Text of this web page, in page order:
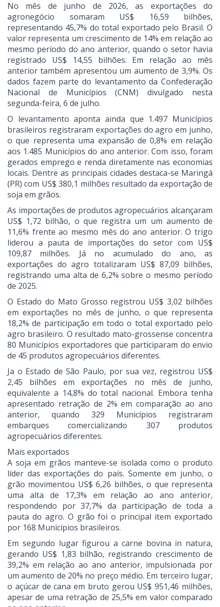
No mês de junho de 2026, as exportações do
agronegócio somaram US$ 16,59 bilhões,
representando 45,7% do total exportado pelo Brasil. O
valor representa um crescimento de 14% em relação ao
mesmo período do ano anterior, quando o setor havia
registrado US$ 14,55 bilhões. Em relação ao mês
anterior também apresentou um aumento de 3,9%. Os
dados fazem parte do levantamento da Confederação
Nacional de Municípios (CNM) divulgado nesta
segunda-feira, 6 de julho.
O levantamento aponta ainda que 1.497 Municípios
brasileiros registraram exportações do agro em junho,
o que representa uma expansão de 0,8% em relação
aos 1.485 Municípios do ano anterior. Com isso, foram
gerados emprego e renda diretamente nas economias
locais. Dentre as principais cidades destaca-se Maringá
(PR) com US$ 380,1 milhões resultado da exportação de
soja em grãos.
As importações de produtos agropecuários alcançaram
US$ 1,72 bilhão, o que registra um um aumento de
11,6% frente ao mesmo mês do ano anterior. O trigo
liderou a pauta de importações do setor com US$
109,87 milhões. Já no acumulado do ano, as
exportações do agro totalizaram US$ 87,09 bilhões,
registrando uma alta de 6,2% sobre o mesmo período
de 2025.
O Estado do Mato Grosso registrou US$ 3,02 bilhões
em exportações no mês de junho, o que representa
18,2% de participação em todo o total exportado pelo
agro brasileiro. O resultado mato-grossense concentra
80 Municípios exportadores que participaram do envio
de 45 produtos agropecuários diferentes.
Ja o Estado de São Paulo, por sua vez, registrou US$
2,45 bilhões em exportações no mês de junho,
equivalente a 14,8% do total nacional. Embora tenha
apresentado retração de 2% em comparação ao ano
anterior, quando 329 Municípios registraram
embarques comercializando 307 produtos
agropecuários diferentes.
Mais exportados
A soja em grãos manteve-se isolada como o produto
líder das exportações do país. Somente em junho, o
grão movimentou US$ 6,26 bilhões, o que representa
uma alta de 17,3% em relação ao ano anterior,
respondendo por 37,7% da participação de toda a
pauta do agro. O grão foi o principal item exportado
por 168 Municípios brasileiros.
Em segundo lugar figurou a carne bovina in natura,
gerando US$ 1,83 bilhão, registrando crescimento de
39,2% em relação ao ano anterior, impulsionada por
um aumento de 20% no preço médio. Em terceiro lugar,
o açúcar de cana em bruto gerou US$ 951,46 milhões,
apesar de uma retração de 25,5% em valor comparado